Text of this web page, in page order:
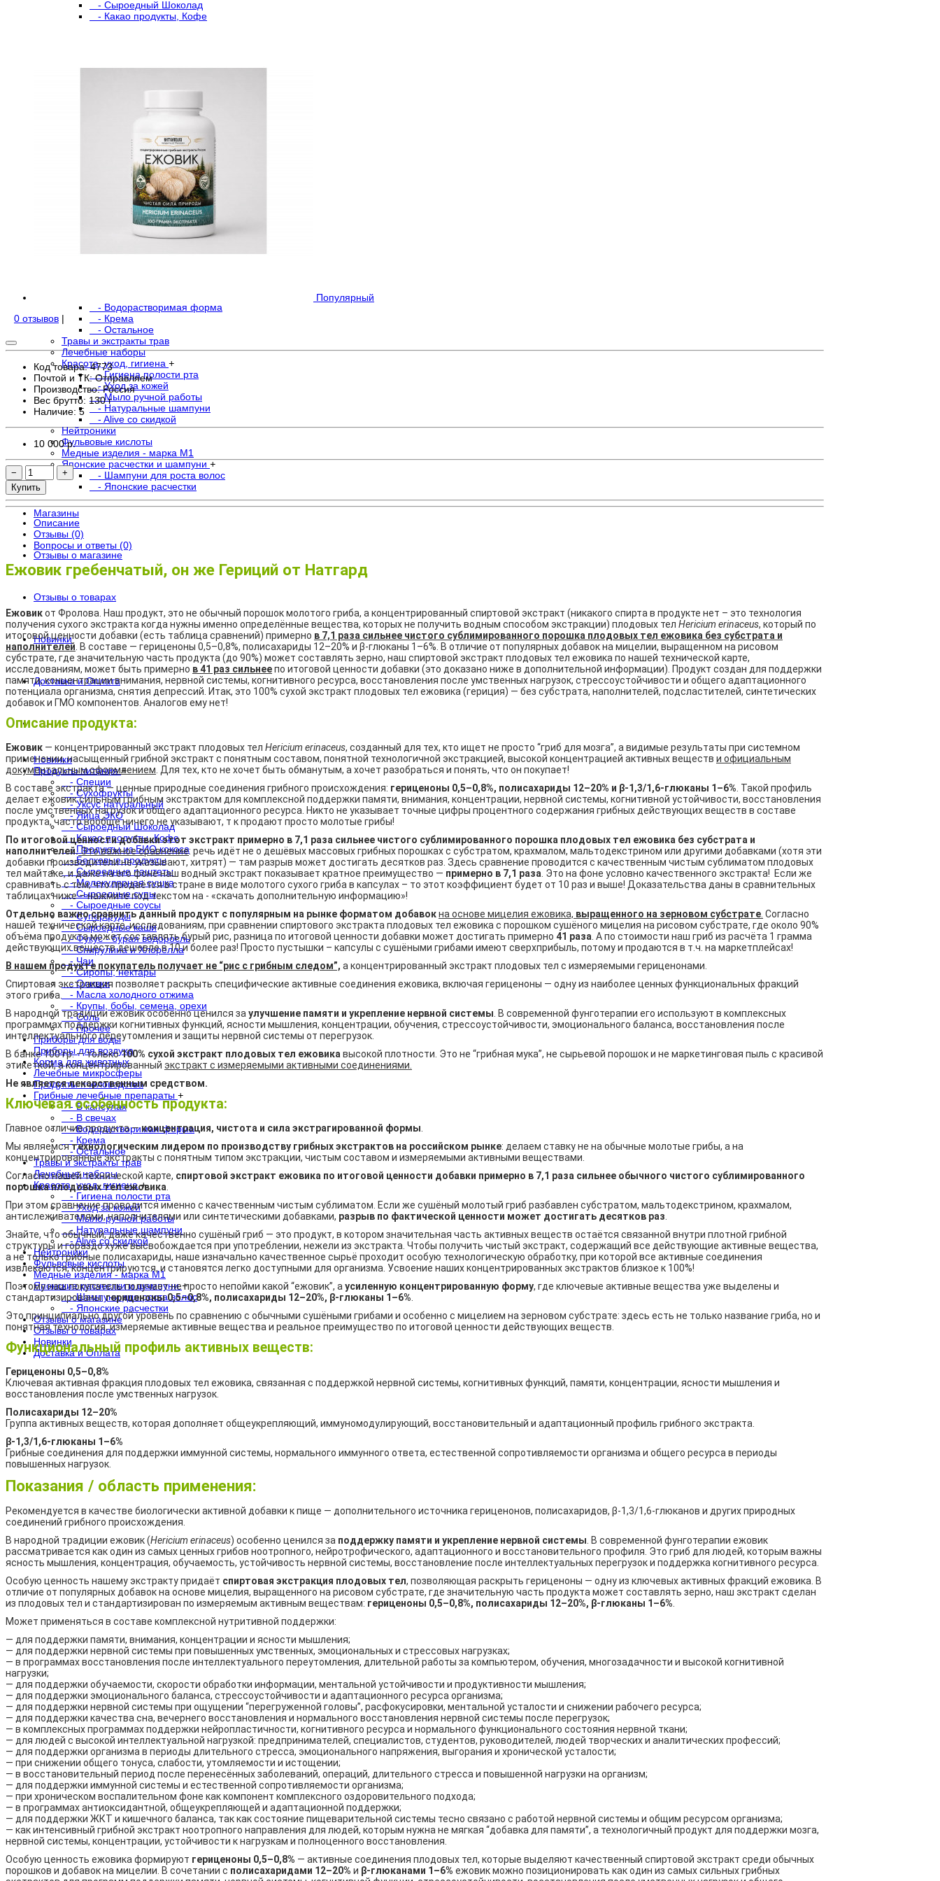
- Сыроедный Шоколад
- Какао продукты, Кофе
- Сыроедные каши
- Фукус - бурая водоросль
- Сиропы, нектары
- Оливки
- Масла холодного отжима
- Крупы, бобы, семена, орехи
- Прочее
Приборы для воды
Приборы для воздуха
Корма для животных
- Водорастворимая форма
- Крема
- Остальное
Травы и экстракты трав
Лечебные наборы
Красота, уход, гигиена +
- Гигиена полости рта
- Уход за кожей
- Мыло ручной работы
- Натуральные шампуни
- Alive со скидкой
Нейтроники
Фульвовые кислоты
Медные изделия - марка М1
Японские расчестки и шампуни +
- Шампуни для роста волос
- Японские расчестки
Магазины
Отзывы о магазине
Отзывы о товарах
Новинки
Доставка и Оплата
. . .
Новинки
Продукты питания+
- Специи
- Сухофрукты
- Уксус натуральный
- Яйца ЭКО
- Сыроедный Шоколад
- Какао продукты, Кофе
- Продукты из БИО кокоса
- Белковые продукты
- Сыроедные паштеты
- Молекулярная сушка
- Сыроедные супы
- Сыроедные соусы
- Суперфуды
- Сыроедные каши
- Фукус - бурая водоросль
- Спирулина и Хлорелла
- Чаи
- Сиропы, нектары
- Оливки
- Масла холодного отжима
- Крупы, бобы, семена, орехи
- Соль
- Прочее
Приборы для воды
Приборы для воздуха
Корма для животных
Лечебные микросферы
Продукты пчеловодства
Грибные лечебные препараты +
- В капсулах
- В свечах
- Водорастворимая форма
- Крема
- Остальное
Травы и экстракты трав
Лечебные наборы
Красота, уход, гигиена+
- Гигиена полости рта
- Уход за кожей
- Мыло ручной работы
- Натуральные шампуни
- Alive со скидкой
Нейтроники
Фульвовые кислоты
Медные изделия - марка М1
Японские расчестки и шампуни+
- Шампуни для роста волос
- Японские расчестки
Отзывы о магазине
Отзывы о товарах
Новинки
Доставка и Оплата
Популярный
0 отзывов |
Код товара: 4773
Почтой и ТК: Отправляем
Производство: Россия
Вес брутто: 130 г
Наличие: 5
10 000 р.
−
+
Купить
Описание
Отзывы (0)
Вопросы и ответы (0)
Ежовик гребенчатый, он же Гериций от Натгард
Ежовикот Фролова. Наш продукт, это не обычный порошок молотого гриба, а концентрированный спиртовой экстракт (никакого спирта в продукте нет – это технология
получения сухого экстракта когда нужны именно определённые вещества, которых не получить водным способом экстракции) плодовых тел Hericium erinaceus, который по
итоговой ценности добавки (есть таблица сравнений) примерно в 7,1 раза сильнее чистого сублимированного порошка плодовых тел ежовика без субстрата и
наполнителей . В составе — гериценоны 0,5–0,8%, полисахариды 12–20% и β-глюканы 1–6%. В отличие от популярных добавок на мицелии, выращенном на рисовом
субстрате, где значительную часть продукта (до 90%) может составлять зерно, наш спиртовой экстракт плодовых тел ежовика по нашей технической карте,
исследованиям, может быть примерно в 41 раз сильнеепо итоговой ценности добавки (это доказано ниже в дополнительной информации). Продукт создан для поддержки
памяти, концентрации внимания, нервной системы, когнитивного ресурса, восстановления после умственных нагрузок, стрессоустойчивости и общего адаптационного
потенциала организма, снятия депрессий. Итак, это 100% сухой экстракт плодовых тел ежовика (гериция) — без субстрата, наполнителей, подсластителей, синтетических
добавок и ГМО компонентов. Аналогов ему нет!
Описание продукта:
Ежовик — концентрированный экстракт плодовых тел Hericium erinaceus, созданный для тех, кто ищет не просто “гриб для мозга”, а видимые результаты при системном
применении, насыщенный грибной экстракт с понятным составом, понятной технологичной экстракцией, высокой концентрацией активных веществ и официальным
документальным оформлением . Для тех, кто не хочет быть обманутым, а хочет разобраться и понять, что он покупает!
В составе экстракта — ценные природные соединения грибного происхождения: гериценоны 0,5–0,8%, полисахариды 12–20% и β-1,3/1,6-глюканы 1–6% . Такой профиль
делает ежовик сильным грибным экстрактом для комплексной поддержки памяти, внимания, концентрации, нервной системы, когнитивной устойчивости, восстановления
после умственных нагрузок и общего адаптационного ресурса. Никто не указывает точные цифры процентного содержания грибных действующих веществ в составе
продукта, часто вообще ничего не указывают, т к продают просто молотые грибы!
По итоговой ценности добавки этот экстракт примерно в 7,1 раза сильнее чистого сублимированного порошка плодовых тел ежовика без субстрата и
наполнителей.Это важное сравнение: речь идёт не о дешёвых массовых грибных порошках с субстратом, крахмалом, мальтодекстрином или другими добавками (хотя эти
добавки производители не указывают, хитрят) — там разрыв может достигать десятков раз. Здесь сравнение проводится с качественным чистым сублиматом плодовых
тел майтаке, и даже на его фоне наш водный экстракт показывает кратное преимущество — примерно в 7,1 раза . Это на фоне условно качественного экстракта! Если же
сравнивать с тем, что продаётся в стране в виде молотого сухого гриба в капсулах – то этот коэффициент будет от 10 раз и выше! Доказательства даны в сравнительных
таблицах ниже – нажмите под текстом на - «скачать дополнительную информацию»!
Отдельно важно сравнить данный продукт с популярным на рынке форматом добавокна основе мицелия ежовика, выращенного на зерновом субстрате Согласно
нашей технической карте, исследованиям, при сравнении спиртового экстракта плодовых тел ежовика с порошком сушёного мицелия на рисовом субстрате, где около 90%
объёма продукта может составлять бурый рис, разница по итоговой ценности добавки может достигать примерно 41 раза . А по стоимости наш гриб из расчёта 1 грамма
действующих веществ дешевле в 10 и более раз! Просто пустышки – капсулы с сушёными грибами имеют сверхприбыль, потому и продаются в т.ч. на маркетплейсах!
В нашем продукте покупатель получает не “рис с грибным следом”, а концентрированный экстракт плодовых тел с измеряемыми гериценонами.
Спиртовая экстракция позволяет раскрыть специфические активные соединения ежовика, включая гериценоны — одну из наиболее ценных функциональных фракций
этого гриба.
В народной традиции ежовик особенно ценился за улучшение памяти и укрепление нервной системы . В современной фунготерапии его используют в комплексных
программах поддержки когнитивных функций, ясности мышления, концентрации, обучения, стрессоустойчивости, эмоционального баланса, восстановления после
интеллектуального переутомления и защиты нервной системы от перегрузок.
В банке 100 гр. — только100% сухой экстракт плодовых тел ежовика высокой плотности. Это не “грибная мука”, не сырьевой порошок и не маркетинговая пыль с красивой
этикеткой, а концентрированный экстракт с измеряемыми активными соединениями.
Не является лекарственным средством.
Ключевая особенность продукта:
Главное отличие продукта —концентрация, чистота и сила экстрагированной формы
Мы являемсятехнологическим лидером по производству грибных экстрактов на российском рынке: делаем ставку не на обычные молотые грибы, а на
концентрированные экстракты с понятным типом экстракции, чистым составом и измеряемыми активными веществами.
Согласно нашей технической карте, спиртовой экстракт ежовика по итоговой ценности добавки примерно в 7,1 раза сильнее обычного чистого сублимированного
порошка плодовых тел ежовика
При этом сравнение проводится именно с качественным чистым сублиматом. Если же сушёный молотый гриб разбавлен субстратом, мальтодекстрином, крахмалом,
антислеживателями, наполнителями или синтетическими добавками, разрыв по фактической ценности может достигать десятков раз
Знайте, что обычный, даже качественно сушёный гриб — это продукт, в котором значительная часть активных веществ остаётся связанной внутри плотной грибной
структуры и гораздо хуже высвобождается при употреблении, нежели из экстракта. Чтобы получить чистый экстракт, содержащий все действующие активные вещества,
а не только грибные полисахариды, наше изначально качественное сырьё проходит особую технологическую обработку, при которой все активные соединения
извлекаются, концентрируются, и становятся легко доступными для организма. Усвоение наших концентрированных экстрактов близкое к 100%!
Поэтому наш покупатель получает не просто непойми какой “ежовик”, а усиленную концентрированную форму, где ключевые активные вещества уже выделены и
стандартизированы:гериценоны 0,5–0,8%, полисахариды 12–20%, β-глюканы 1–6%
Это принципиально другой уровень по сравнению с обычными сушёными грибами и особенно с мицелием на зерновом субстрате: здесь есть не только название гриба, но и
понятная технология, измеряемые активные вещества и реальное преимущество по итоговой ценности действующих веществ.
Функциональный профиль активных веществ:
Гериценоны 0,5–0,8%
Ключевая активная фракция плодовых тел ежовика, связанная с поддержкой нервной системы, когнитивных функций, памяти, концентрации, ясности мышления и
восстановления после умственных нагрузок.
Полисахариды 12–20%
Группа активных веществ, которая дополняет общеукрепляющий, иммуномодулирующий, восстановительный и адаптационный профиль грибного экстракта.
β-1,3/1,6-глюканы 1–6%
Грибные соединения для поддержки иммунной системы, нормального иммунного ответа, естественной сопротивляемости организма и общего ресурса в периоды
повышенных нагрузок.
Показания / область применения:
Рекомендуется в качестве биологически активной добавки к пище — дополнительного источника гериценонов, полисахаридов, β-1,3/1,6-глюканов и других природных
соединений грибного происхождения.
В народной традиции ежовик (Hericium erinaceus) особенно ценился за поддержку памяти и укрепление нервной системы . В современной фунготерапии ежовик
рассматривается как один из самых ценных грибов ноотропного, нейротрофического, адаптационного и восстановительного профиля. Это гриб для людей, которым важны
ясность мышления, концентрация, обучаемость, устойчивость нервной системы, восстановление после интеллектуальных перегрузок и поддержка когнитивного ресурса.
Особую ценность нашему экстракту придаёт спиртовая экстракция плодовых тел, позволяющая раскрыть гериценоны — одну из ключевых активных фракций ежовика. В
отличие от популярных добавок на основе мицелия, выращенного на рисовом субстрате, где значительную часть продукта может составлять зерно, наш экстракт сделан
из плодовых тел и стандартизирован по измеряемым активным веществам: гериценоны 0,5–0,8%, полисахариды 12–20%, β-глюканы 1–6%
Может применяться в составе комплексной нутритивной поддержки:
— для поддержки памяти, внимания, концентрации и ясности мышления;
— для поддержки нервной системы при повышенных умственных, эмоциональных и стрессовых нагрузках;
— в программах восстановления после интеллектуального переутомления, длительной работы за компьютером, обучения, многозадачности и высокой когнитивной
нагрузки;
— для поддержки обучаемости, скорости обработки информации, ментальной устойчивости и продуктивности мышления;
— для поддержки эмоционального баланса, стрессоустойчивости и адаптационного ресурса организма;
— для поддержки нервной системы при ощущении “перегруженной головы”, расфокусировки, ментальной усталости и снижении рабочего ресурса;
— для поддержки качества сна, вечернего восстановления и нормального восстановления нервной системы после перегрузок;
— в комплексных программах поддержки нейропластичности, когнитивного ресурса и нормального функционального состояния нервной ткани;
— для людей с высокой интеллектуальной нагрузкой: предпринимателей, специалистов, студентов, руководителей, людей творческих и аналитических профессий;
— для поддержки организма в периоды длительного стресса, эмоционального напряжения, выгорания и хронической усталости;
— при снижении общего тонуса, слабости, утомляемости и истощении;
— в восстановительный период после перенесённых заболеваний, операций, длительного стресса и повышенной нагрузки на организм;
— для поддержки иммунной системы и естественной сопротивляемости организма;
— при хроническом воспалительном фоне как компонент комплексного оздоровительного подхода;
— в программах антиоксидантной, общеукрепляющей и адаптационной поддержки;
— для поддержки ЖКТ и кишечного баланса, так как состояние пищеварительной системы тесно связано с работой нервной системы и общим ресурсом организма;
— как интенсивный грибной экстракт ноотропного направления для людей, которым нужна не мягкая “добавка для памяти”, а технологичный продукт для поддержки мозга,
нервной системы, концентрации, устойчивости к нагрузкам и полноценного восстановления.
Особую ценность ежовика формируют гериценоны 0,5–0,8% — активные соединения плодовых тел, которые выделяют качественный спиртовой экстракт среди обычных
порошков и добавок на мицелии. В сочетании с полисахаридами 12–20% и β-глюканами 1–6% ежовик можно позиционировать как один из самых сильных грибных